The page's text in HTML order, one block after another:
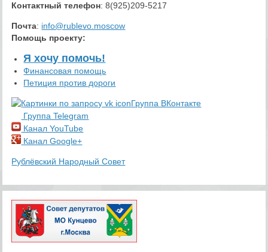
Контактный телефон: 8(925)209-5217
Почта: info@rublevo.moscow
Помощь проекту:
Я хочу помочь!
Финансовая помощь
Петиция против дороги
Группа ВКонтакте
Группа Telegram
Канал YouTube
Канал Google+
Рублёвский Народный Совет